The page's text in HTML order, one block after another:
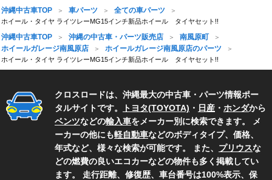
沖縄中古車TOP 車パーツ 全ての車パーツ
ホイール・タイヤ ライツレーMG15インチ新品ホイール タイヤセット!!
沖縄中古車TOP 沖縄の中古車・パーツ販売店
南風原町
ホイールガレージ南風原店
ホイールガレージ南風原店のパーツ
ホイール・タイヤ ライツレーMG15インチ新品ホイール タイヤセット!!
クロスロードは、沖縄最大の中古車・パーツ情報ポー
タルサイトです。
トヨタ(TOYOTA) ・ 日産 ・ ホンダから
ベンツなどの輸入車をメーカー別に検索できます。 メ
ーカーの他にも軽自動車などのボディタイプ、価格、
年式など、様々な検索が可能です。 また、 プリウスな
どの燃費の良いエコカーなどの物件も多く掲載してい
ます。 走行距離、修復歴、車台番号は100%表示、保